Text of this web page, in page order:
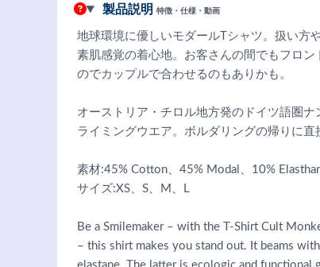
製品説明 特徴・仕様・動画
地球環境に優しいモダールTシャツ。扱い方
素肌感覚の着心地。お客さんの間でもフロ
のでカップルで合わせるのもありかも。
オーストリア・チロル地方発のドイツ語圏
ライミングウエア。ボルダリングの帰りに
素材:45% Cotton、45% Modal、10%
サイズ:XS、S、M、L
Be a Smilemaker – with the T-Shirt Cult
– this shirt makes you stand out. It beams